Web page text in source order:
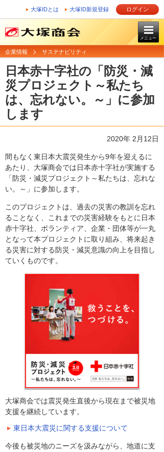
大塚IDとは 大塚ID新規登録 ログイン
メニュー
企業情報 サステナビリティ
日本赤十字社の「防災・減
災プロジェクト～私たち
は、忘れない。～」に参加
します
2020年 2月12日
間もなく東日本大震災発生から9年を迎えるに
あたり、大塚商会では日本赤十字社が実施する
「防災・減災プロジェクト～私たちは、忘れな
い。～」に参加します。
このプロジェクトは、過去の災害の教訓を忘れ
ることなく、これまでの災害経験をもとに日本
赤十字社、ボランティア、企業・団体等が一丸
となって本プロジェクトに取り組み、将来起き
る災害に対する防災・減災意識の向上を目指し
ていくものです。
大塚商会では震災発生直後から現在まで被災地
支援を継続しています。
東日本大震災に関する支援について
今後も被災地のニーズを汲みながら、地道に支